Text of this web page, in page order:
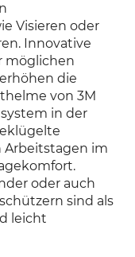
Visieren oder
Innovative
möglichen
die
von 3M
in der
Arbeitstagen im
oder auch
sind als
leicht